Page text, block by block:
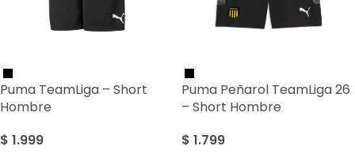
Puma TeamLiga – Short
Hombre
$ 1.999
Puma Peñarol TeamLiga 26
– Short Hombre
$ 1.799